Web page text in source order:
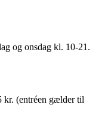
og onsdag kl. 10-21.
kr. (entréen gælder til